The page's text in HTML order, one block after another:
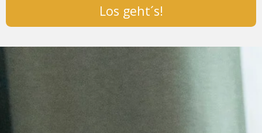
Los geht´s!